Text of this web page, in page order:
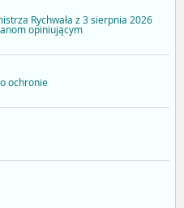
Rychwała z 3 sierpnia 2026
opiniującym
ochronie